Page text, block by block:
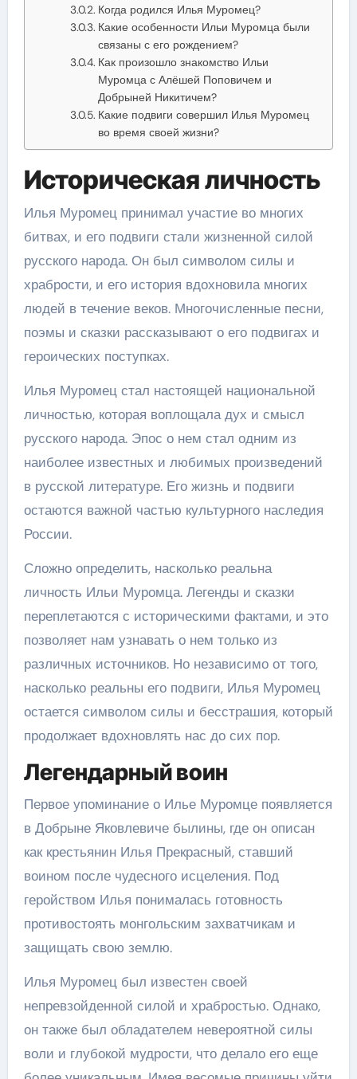
Когда родился Илья Муромец?
Какие особенности Ильи Муромца были
связаны с его рождением?
Как произошло знакомство Ильи
Муромца с Алёшей Поповичем и
Добрыней Никитичем?
Какие подвиги совершил Илья Муромец
во время своей жизни?
Историческая личность
Илья Муромец принимал участие во многих
битвах, и его подвиги стали жизненной силой
русского народа. Он был символом силы и
храбрости, и его история вдохновила многих
людей в течение веков. Многочисленные песни,
поэмы и сказки рассказывают о его подвигах и
героических поступках.
Илья Муромец стал настоящей национальной
личностью, которая воплощала дух и смысл
русского народа. Эпос о нем стал одним из
наиболее известных и любимых произведений
в русской литературе. Его жизнь и подвиги
остаются важной частью культурного наследия
России.
Сложно определить, насколько реальна
личность Ильи Муромца. Легенды и сказки
переплетаются с историческими фактами, и это
позволяет нам узнавать о нем только из
различных источников. Но независимо от того,
насколько реальны его подвиги, Илья Муромец
остается символом силы и бесстрашия, который
продолжает вдохновлять нас до сих пор.
Легендарный воин
Первое упоминание о Илье Муромце появляется
в Добрыне Яковлевиче былины, где он описан
как крестьянин Илья Прекрасный, ставший
воином после чудесного исцеления. Под
геройством Илья понималась готовность
противостоять монгольским захватчикам и
защищать свою землю.
Илья Муромец был известен своей
непревзойденной силой и храбростью. Однако,
он также был обладателем невероятной силы
воли и глубокой мудрости, что делало его еще